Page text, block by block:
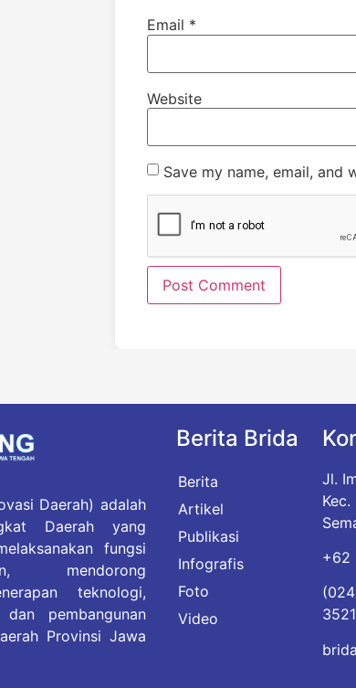
Email *
Website
Save my name, email,
Daerah) adalah
Daerah yang
fungsi
mendorong
teknologi,
pembangunan
Provinsi Jawa
Berita Brida
Berita
Artikel
Publikasi
Infografis
Foto
Video
Jl.
+62